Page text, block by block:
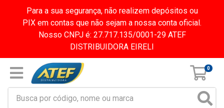
Para a sua segurança, não realizem depósitos ou
PIX em contas que não sejam a nossa conta oficial.
Nosso CNPJ é: 27.717.135/0001-29 ATEF
DISTRIBUIDORA EIRELI
0